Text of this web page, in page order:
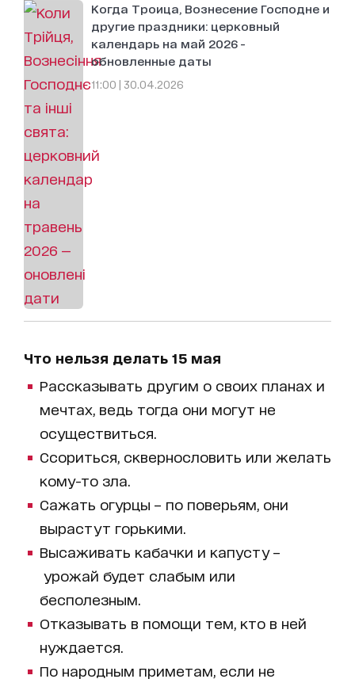
Когда Троица, Вознесение Господне и
другие праздники: церковный
календарь на май 2026 -
обновленные даты
11:00 | 30.04.2026
Что нельзя делать 15 мая
Рассказывать другим о своих планах и
мечтах, ведь тогда они могут не
осуществиться.
Ссориться, сквернословить или желать
кому-то зла.
Сажать огурцы – по поверьям, они
вырастут горькими.
Высаживать кабачки и капусту –
урожай будет слабым или
бесполезным.
Отказывать в помощи тем, кто в ней
нуждается.
По народным приметам, если не